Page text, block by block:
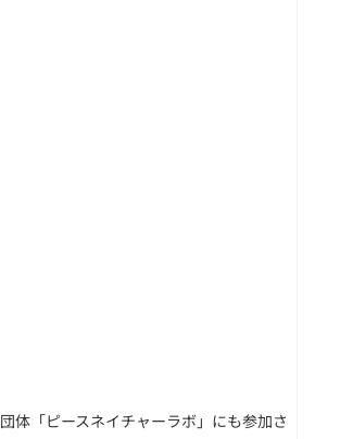
体「ピースネイチャーラボ」にも参加さ